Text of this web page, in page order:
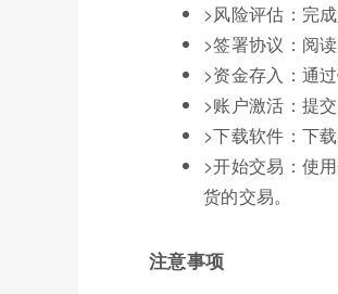
>风险评估：完
>签署协议：阅
>资金存入：通
>账户激活：提
>下载软件：下
>开始交易：使
货的交易。
注意事项